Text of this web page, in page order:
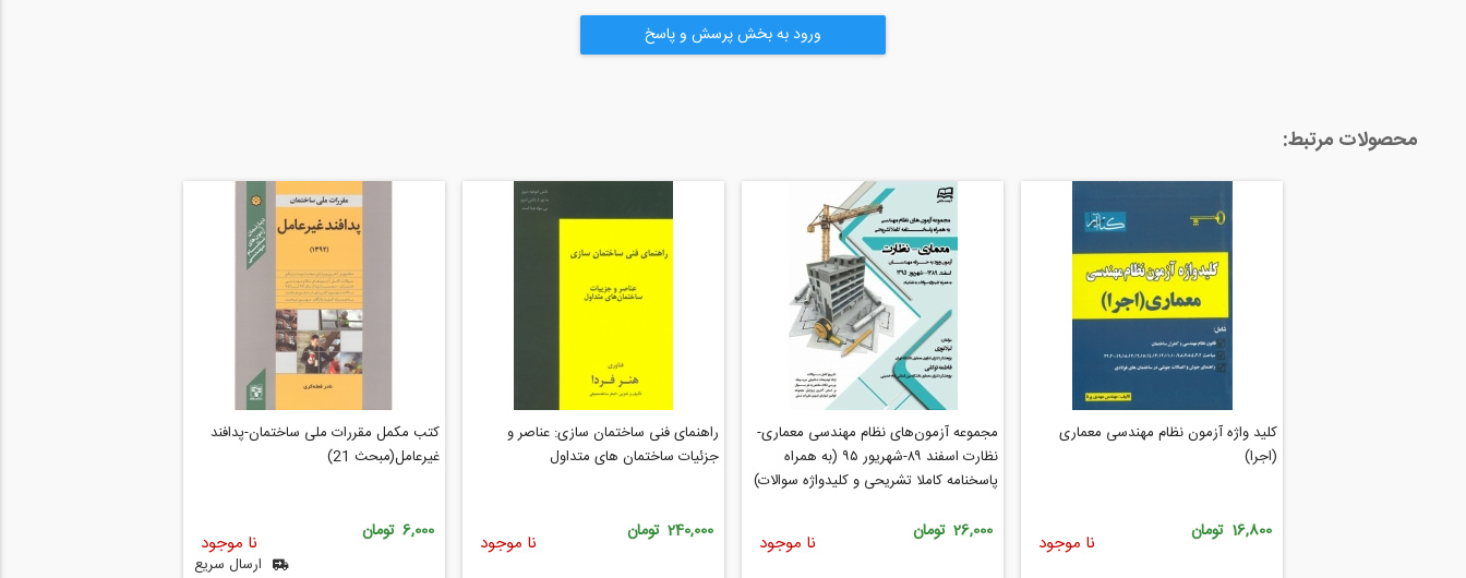
ورود به بخش پرسش و پاسخ
محصولات مرتبط:
کلید واژه آزمون نظام مهندسی معماری
(اجرا)
16,800 تومان نا موجود
مجموعه آزمون‌های نظام مهندسی معماری-
نظارت اسفند ۸۹-شهریور ۹۵ (به همراه
پاسخنامه کاملا تشریحی و کلیدواژه سوالات)
26,000 تومان نا موجود
راهنمای فنی ساختمان سازی: عناصر و
جزئیات ساختمان های متداول
240,000 تومان نا موجود
کتب مکمل مقررات ملی ساختمان-پدافند
غیرعامل(مبحث 21)
6,000 تومان نا موجود
ارسال سریع